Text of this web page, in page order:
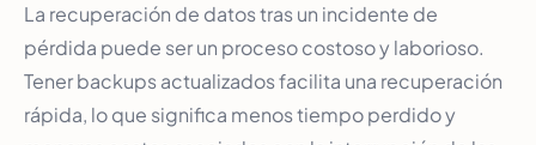
La recuperación de datos tras un incidente de
pérdida puede ser un proceso costoso y laborioso.
Tener backups actualizados facilita una recuperación
rápida, lo que significa menos tiempo perdido y